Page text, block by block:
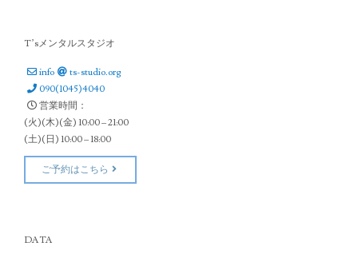
T’sメンタルスタジオ
info
ts-studio.org
090(1045)4040
営業時間：
(火)(木)(金) 10:00 – 21:00
(土)(日) 10:00 – 18:00
ご予約はこちら
DATA